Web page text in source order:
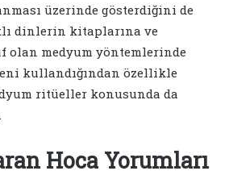
üzerinde gösterdiğini de
dinlerin kitaplarına ve
olan medyum yöntemlerinde
kullandığından özellikle
ritüeller konusunda da
Hoca Yorumları